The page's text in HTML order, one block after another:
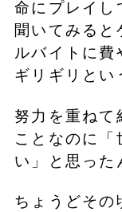
命にプレイし
聞いてみると
ルバイトに費
ギリギリと
努力を重ねて
ことなのに「
い」と思った
ちょうどその